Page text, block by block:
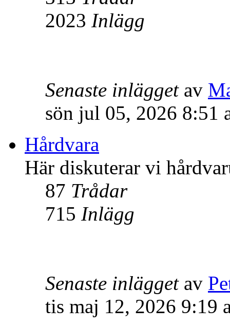
2023 Inlägg
Senaste inläggetav
sön jul 05, 2026 8:51
Hårdvara
Här diskuterar vi
87 Trådar
715 Inlägg
Senaste inläggetav
tis maj 12, 2026 9:19